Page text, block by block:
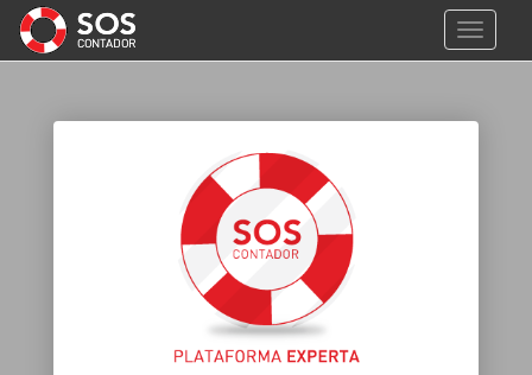
Toggle